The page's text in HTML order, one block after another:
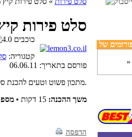
סלט פירות
, קטגוריה:
פורסם בתאריך: 06.06.11
מתכון פשוט וטעים להכנת סלט פירות קיץ מתובל, נהדר כתוספת למאכלים, או כמנת פתיחה.
משך ההכנה: 15 דקות •
הדפסה
»